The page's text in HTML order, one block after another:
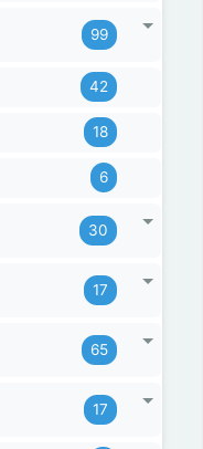
99
42
18
6
30
17
65
17